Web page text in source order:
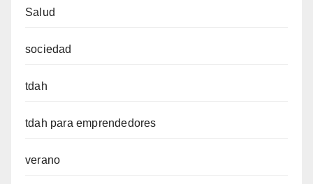
Salud
sociedad
tdah
tdah para emprendedores
verano